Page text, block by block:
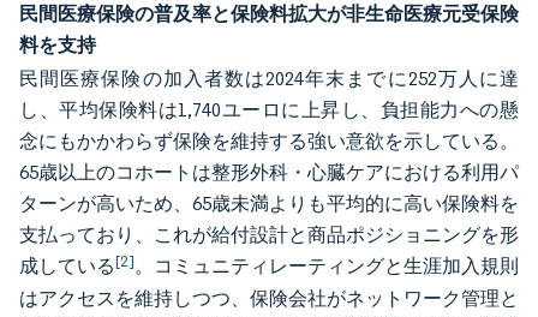
民間医療保険の普及率と保険料拡大が非生命医療元受保険
料を支持
民間医療保険の加入者数は2024年末までに252万人に達
し、平均保険料は1,740ユーロに上昇し、負担能力への懸
念にもかかわらず保険を維持する強い意欲を示している。
65歳以上のコホートは整形外科・心臓ケアにおける利用パ
ターンが高いため、65歳未満よりも平均的に高い保険料を
支払っており、これが給付設計と商品ポジショニングを形
成している[2]。コミュニティレーティングと生涯加入規則
はアクセスを維持しつつ、保険会社がネットワーク管理と